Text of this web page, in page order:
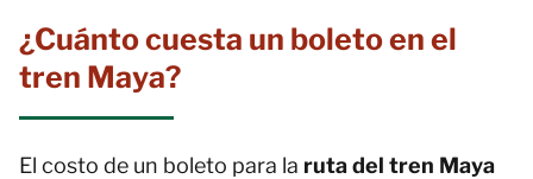
¿Cuánto cuesta un boleto en el
tren Maya?
El costo de un boleto para la ruta del tren Maya